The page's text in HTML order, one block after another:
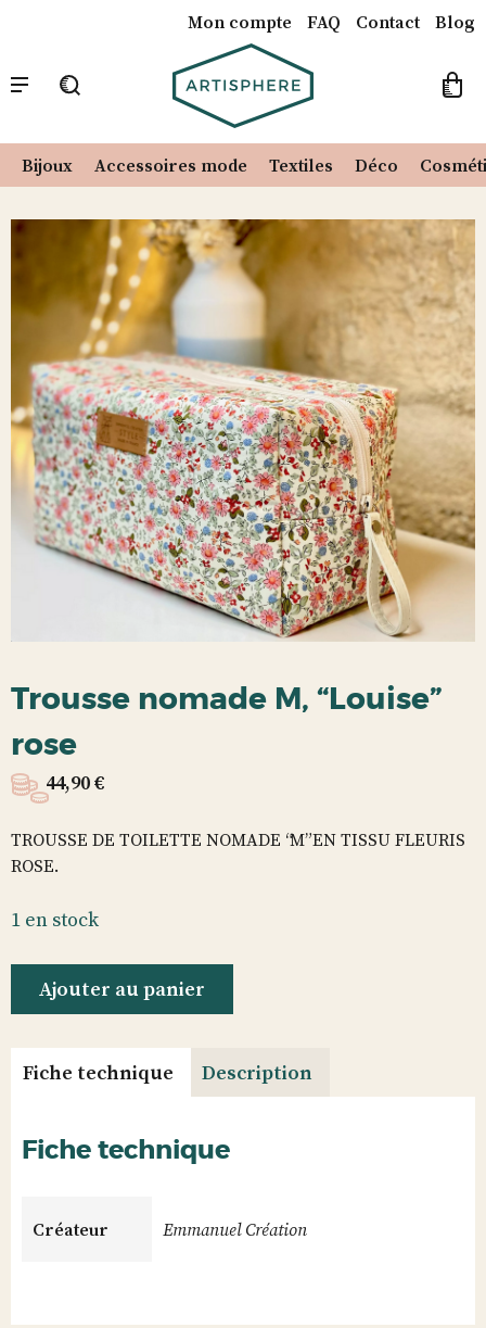
to
Mon compte FAQ Contact Blog
Notre Concept
pour :
Bijoux Accessoires mode Textiles Déco
Trousse nomade M, “Louise”
rose
44,90€
TROUSSE DE TOILETTE NOMADE “M” EN TISSU FLEURIS
ROSE.
1 en stock
Ajouter au panier
Fiche technique Description
Fiche technique
Créateur Emmanuel Création